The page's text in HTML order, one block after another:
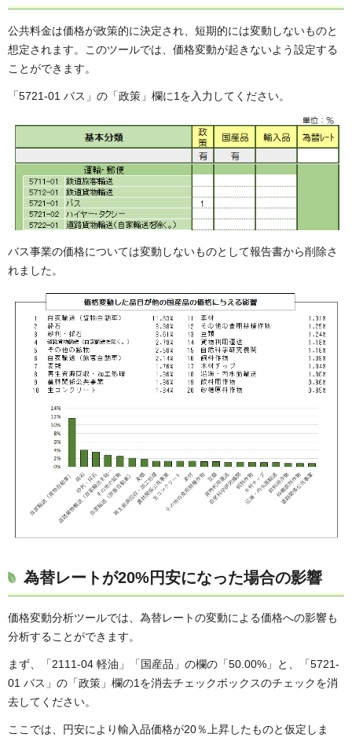
公共料金は価格が政策的に決定され、短期的には変動しないものと
想定されます。このツールでは、価格変動が起きないよう設定する
ことができます。
「5721-01 バス」の「政策」欄に1を入力してください。
バス事業の価格については変動しないものとして報告書から削除さ
れました。
為替レートが20%円安になった場合の影響
価格変動分析ツールでは、為替レートの変動による価格への影響も
分析することができます。
まず、「2111-04 軽油」「国産品」の欄の「50.00%」と、「5721-
01 バス」の「政策」欄の1を消去チェックボックスのチェックを消
去してください。
ここでは、円安により輸入品価格が20％上昇したものと仮定しま